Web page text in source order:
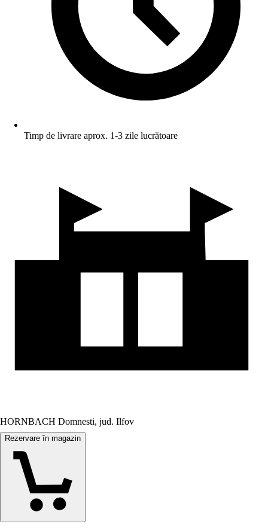
Timp de livrare aprox. 1-3 zile lucrătoare
HORNBACH Domnesti, jud. Ilfov
Rezervare în magazin